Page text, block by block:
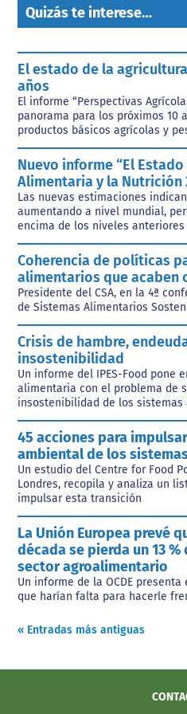
Quizás te interese…
El estado de la
años
El informe “Perspectivas
panorama para los próximos 10
productos básicos agrícolas y
Nuevo informe “El
Alimentaria y la Nutrición
Las nuevas estimaciones
aumentando a nivel mundial,
encima de los niveles anteriores
Coherencia de políticas
alimentarios que acaben
Presidente del CSA, en la 4ª
de Sistemas Alimentarios
Crisis de hambre,
insostenibilidad
Un informe del IPES-Food pone
alimentaria con el problema de
insostenibilidad de los sistemas
45 acciones para
ambiental de los
Un estudio del Centre for Food
Londres, recopila y analiza un
impulsar esta transición
La Unión Europea prevé
década se pierda un 13
sector agroalimentario
Un informe de la OCDE
que harían falta para hacerle
« Entradas más antiguas